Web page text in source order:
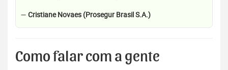
— Cristiane Novaes (Prosegur Brasil S.A.)
Como falar com a gente